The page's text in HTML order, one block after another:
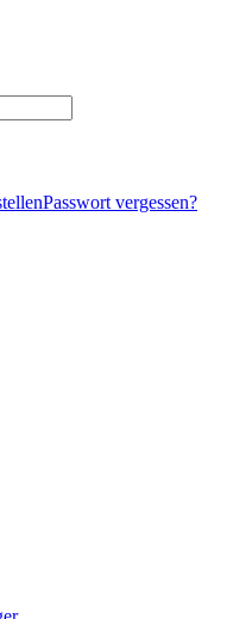
Passwort vergessen?